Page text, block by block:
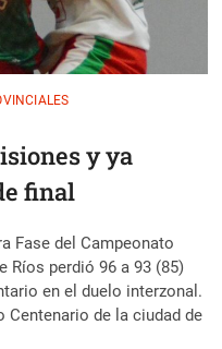
y ya
final
Fase del Campeonato
Ríos perdió 96 a 93 (85)
en el duelo interzonal.
Centenario de la ciudad de